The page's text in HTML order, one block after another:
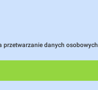
przetwarzanie danych osobowych